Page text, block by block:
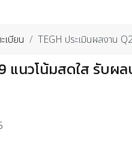
เบียน TEGH ประเมินผลงาน
แนวโน้มสดใส รับ